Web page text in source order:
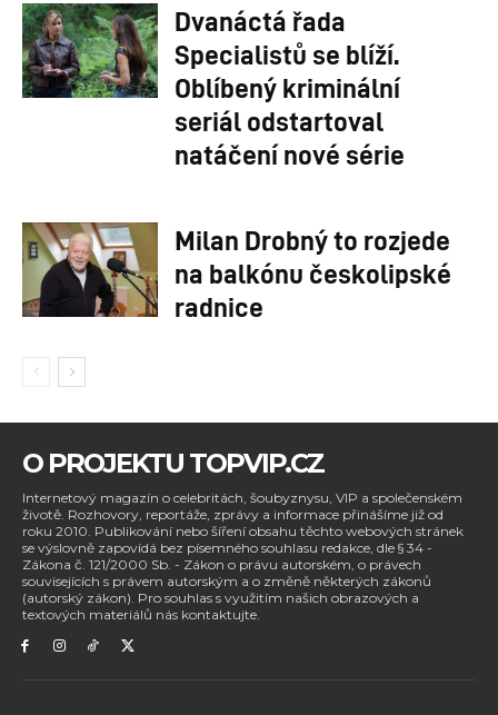
Dvanáctá řada
Specialistů se blíží.
Oblíbený kriminální
seriál odstartoval
natáčení nové série
Milan Drobný to rozjede
na balkónu českolipské
radnice
O PROJEKTU TOPVIP.CZ
Internetový magazín o celebritách, šoubyznysu, VIP a společenském
životě. Rozhovory, reportáže, zprávy a informace přinášíme již od
roku 2010. Publikování nebo šíření obsahu těchto webových stránek
se výslovně zapovídá bez písemného souhlasu redakce, dle § 34 -
Zákona č. 121/2000 Sb. - Zákon o právu autorském, o právech
souvisejících s právem autorským a o změně některých zákonů
(autorský zákon). Pro souhlas s využitím našich obrazových a
textových materiálů nás kontaktujte.